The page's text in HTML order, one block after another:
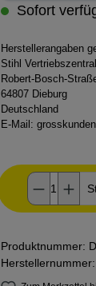
Sofort
Herstellerangaben
Stihl
Robert-Bosch-
64807 Dieburg
Deutschland
E-Mail:
Produktnummer:
Herstellernummer: